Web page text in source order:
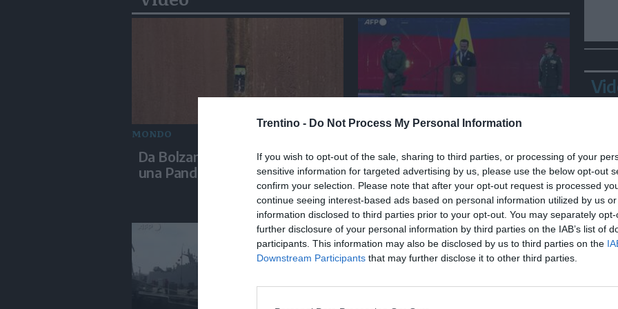
Trentino - Do Not Process My Personal Information
If you wish to opt-out of the sale, sharing to third parties, or processing of your
sensitive information for targeted advertising by us, please use the below opt-out
confirm your selection. Please note that after your opt-out request is processed
continue seeing interest-based ads based on personal information utilized by us
information disclosed to third parties prior to your opt-out. You may separately
further disclosure of your personal information by third parties on the IAB’s list of
participants. This information may also be disclosed by us to third parties on the
Downstream Participants that may further disclose it to other third parties.
MONDO
Da Bolzano alla Mongolia con
una Panda da 150 euro
De la Espriella: "In Colombia
torneranno ordine, autorità e
libertà"